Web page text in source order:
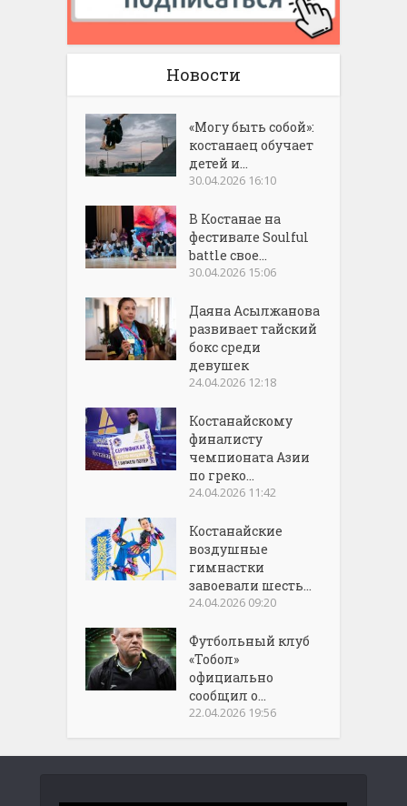
Новости
«Могу быть собой»:
костанаец обучает
детей и...
30.04.2026 16:10
В Костанае на
фестивале Soulful
battle свое...
30.04.2026 15:06
Даяна Асылжанова
развивает тайский
бокс среди
девушек
24.04.2026 12:18
Костанайскому
финалисту
чемпионата Азии
по греко...
24.04.2026 11:42
Костанайские
воздушные
гимнастки
завоевали шесть...
24.04.2026 09:20
Футбольный клуб
«Тобол»
официально
сообщил о...
22.04.2026 19:56